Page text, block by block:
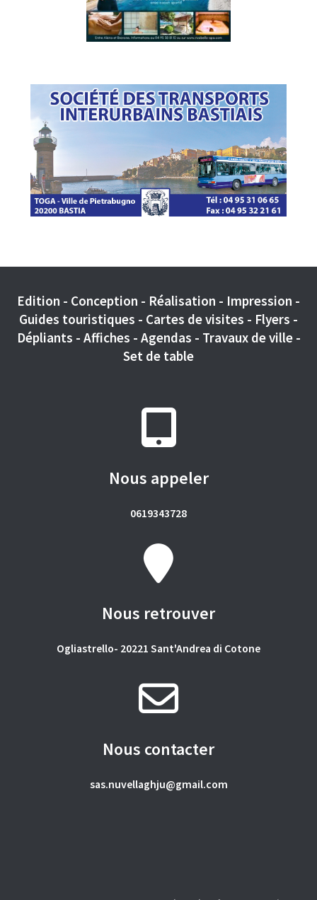
Edition - Conception - Réalisation - Impression -
Guides touristiques - Cartes de visites - Flyers -
Dépliants - Affiches - Agendas - Travaux de ville -
Set de table
Nous appeler
0619343728
Nous retrouver
Ogliastrello- 20221 Sant'Andrea di Cotone
Nous contacter
sas.nuvellaghju@gmail.com